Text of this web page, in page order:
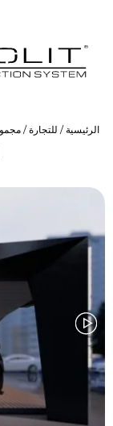
الرئيسية/ للتجارة/